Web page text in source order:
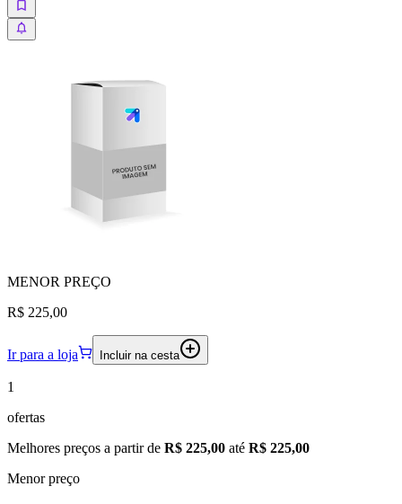
MENOR PREÇO
R$ 225,00
Ir para a loja Incluir na cesta
1
ofertas
Melhores preços a partir de R$ 225,00 até R$ 225,00
Menor preço